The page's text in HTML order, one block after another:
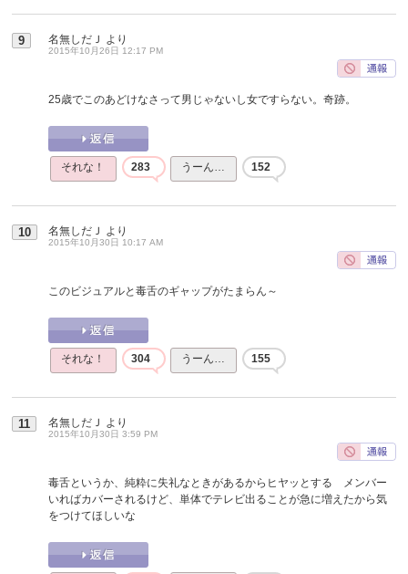
9 名無しだＪ より
2015年10月26日 12:17 PM
25歳でこのあどけなさって男じゃないし女ですらない。奇跡。
それな！ 283 うーん… 152
10 名無しだＪ より
2015年10月30日 10:17 AM
このビジュアルと毒舌のギャップがたまらん～
それな！ 304 うーん… 155
11 名無しだＪ より
2015年10月30日 3:59 PM
毒舌というか、純粋に失礼なときがあるからヒヤッとする メンバー
いればカバーされるけど、単体でテレビ出ることが急に増えたから気
をつけてほしいな